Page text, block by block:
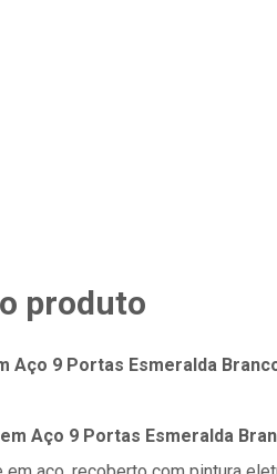
produto
Aço 9 Portas Esmeralda
Aço 9 Portas Esmeralda